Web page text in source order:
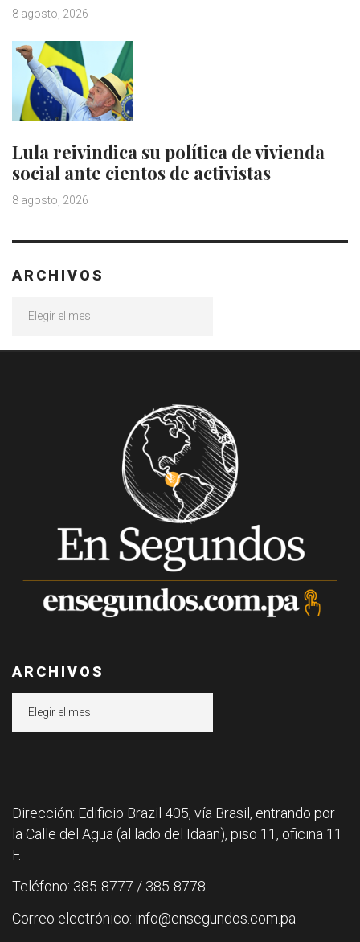
8 agosto, 2026
Lula reivindica su política de vivienda
social ante cientos de activistas
8 agosto, 2026
ARCHIVOS
ARCHIVOS
Dirección: Edificio Brazil 405, vía Brasil, entrando por
la Calle del Agua (al lado del Idaan), piso 11, oficina 11
F.
Teléfono: 385-8777 / 385-8778
Correo electrónico: info@ensegundos.com.pa